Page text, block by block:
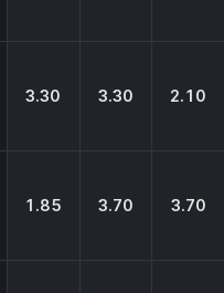
3.30 3.30 2.10
1.85 3.70 3.70